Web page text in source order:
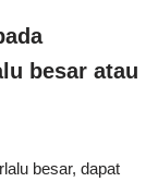
besar atau
besar, dapat